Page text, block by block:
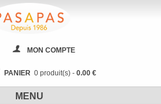
MON COMPTE
PANIER0 produit(s) - 0.00 €
MENU